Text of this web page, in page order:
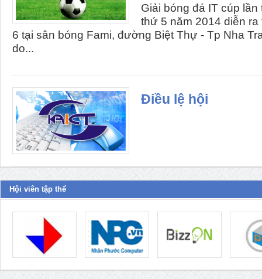
Giải bóng đá IT cúp
thứ 5 năm 2014 diễn
6 tại sân bóng Fami, đường Biệt Thự - Tp Nha
do...
Điều lệ hội
Hội viên tập thể